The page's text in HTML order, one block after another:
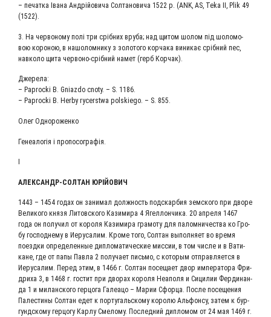
– печат­ка Іва­на Андрій­о­ви­ча Сол­та­но­ви­ча 1522 р. (ANK, AS, Teka ІІ, Plik 49
(1522).
3. На чер­во­но­му полі три сріб­них вру­ба; над щитом шолом під шоло­мо­
вою коро­ною, в нашо­лом­ни­ку з золо­то­го кор­ча­ка вини­кає сріб­ний пес,
нав­ко­ло щита чер­во­но-сріб­ний намет (герб Корчак).
Дже­ре­ла:
– Paprocki B. Gniazdo cnoty. – S. 1186.
– Paprocki B. Herby rycerstwa polskiego. – S. 855.
Олег Одно­ро­жен­ко
Гене­а­ло­гія і пропосографія.
АЛЕК­САНДР-СОЛ­ТАН ЮРІЙОВИЧ
1443 – 1454 годах он зани­мал долж­ность под­скар­бия зем­ско­го при дво­ре
Вели­ко­го кня­зя Литов­ско­го Кази­ми­ра 4 Ягел­лон­чи­ка. 20 апре­ля 1467
года он полу­чил от коро­ля Кази­ми­ра гра­мо­ту для палом­ни­че­ства ко Гро­
бу гос­под­не­му в Иеру­са­лим. Кро­ме того, Сол­тан выпол­ня­ет во вре­мя
поезд­ки опре­де­лен­ные дипло­ма­ти­че­ские мис­сии, в том чис­ле и в Вати­
кане, где от папы Пав­ла 2 полу­ча­ет пись­мо, с кото­рым отправ­ля­ет­ся в
Иеру­са­лим. Перед этим, в 1466 г. Сол­тан посе­ща­ет двор импе­ра­то­ра Фри­
дри­ха 3, в 1468 г. гостит при дво­рах коро­ля Неа­по­ля и Сици­лии Фер­ди­нан­
да 1 и милан­ско­го гер­цо­га Гале­а­цо – Марии Сфор­ца. После посе­ще­ния
Пале­сти­ны Сол­тан едет к пор­ту­галь­ско­му коро­лю Аль­фон­су, затем к бур­
гунд­ско­му гер­цо­гу Кар­лу Сме­ло­му. Послед­ний дипло­мом от 24 мая 1469 г.